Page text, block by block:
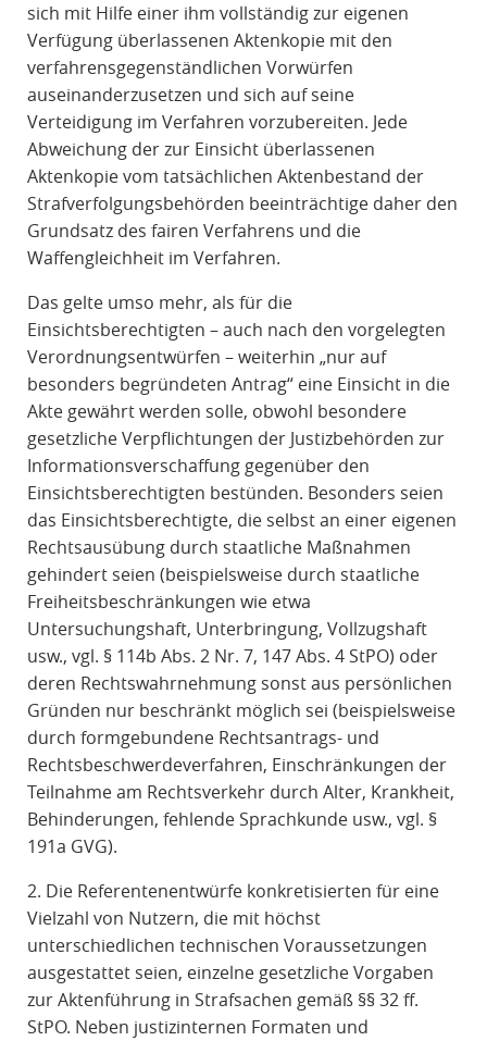
sich mit Hilfe einer ihm vollständig zur eigenen
Verfügung überlassenen Aktenkopie mit den
verfahrensgegenständlichen Vorwürfen
auseinanderzusetzen und sich auf seine
Verteidigung im Verfahren vorzubereiten. Jede
Abweichung der zur Einsicht überlassenen
Aktenkopie vom tatsächlichen Aktenbestand der
Strafverfolgungsbehörden beeinträchtige daher den
Grundsatz des fairen Verfahrens und die
Waffengleichheit im Verfahren.
Das gelte umso mehr, als für die
Einsichtsberechtigten – auch nach den vorgelegten
Verordnungsentwürfen – weiterhin „nur auf
besonders begründeten Antrag“ eine Einsicht in die
Akte gewährt werden solle, obwohl besondere
gesetzliche Verpflichtungen der Justizbehörden zur
Informationsverschaffung gegenüber den
Einsichtsberechtigten bestünden. Besonders seien
das Einsichtsberechtigte, die selbst an einer eigenen
Rechtsausübung durch staatliche Maßnahmen
gehindert seien (beispielsweise durch staatliche
Freiheitsbeschränkungen wie etwa
Untersuchungshaft, Unterbringung, Vollzugshaft
usw., vgl. § 114b Abs. 2 Nr. 7, 147 Abs. 4 StPO) oder
deren Rechtswahrnehmung sonst aus persönlichen
Gründen nur beschränkt möglich sei (beispielsweise
durch formgebundene Rechtsantrags- und
Rechtsbeschwerdeverfahren, Einschränkungen der
Teilnahme am Rechtsverkehr durch Alter, Krankheit,
Behinderungen, fehlende Sprachkunde usw., vgl. §
191a GVG).
2. Die Referentenentwürfe konkretisierten für eine
Vielzahl von Nutzern, die mit höchst
unterschiedlichen technischen Voraussetzungen
ausgestattet seien, einzelne gesetzliche Vorgaben
zur Aktenführung in Strafsachen gemäß §§ 32 ff.
StPO. Neben justizinternen Formaten und